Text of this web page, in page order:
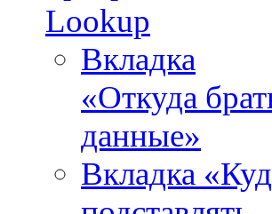
Lookup
Вкладка
«Откуда
данные»
Вкладка